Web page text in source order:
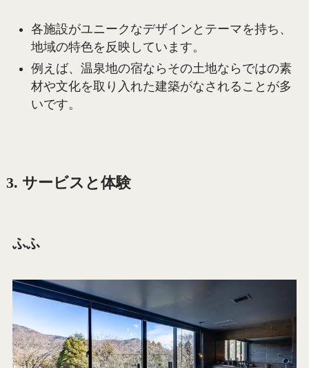
各施設がユニークなデザインとテーマを持ち、
地域の特色を反映しています。
例えば、温泉地の宿ならその土地ならではの素
材や文化を取り入れた建築がなされることが多
いです。
3. サービスと体験
ふふ